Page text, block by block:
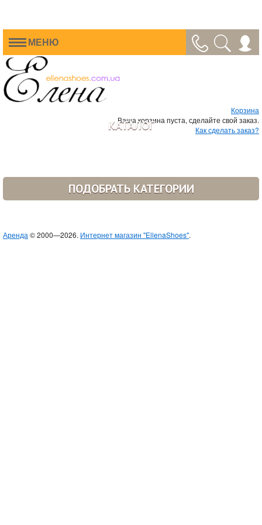
МЕНЮ
Корзина
Ваша корзина пуста, сделайте свой заказ.
Как сделать заказ?
КАТАЛОГ
ПОДОБРАТЬ КАТЕГОРИИ
Аренда © 2000—2026. Интернет магазин "EllenaShoes".